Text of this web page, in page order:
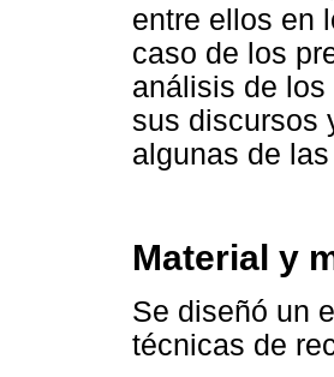
entre ellos en
caso de los
análisis de
sus discursos
algunas de
Material y
Se diseñó un
técnicas de